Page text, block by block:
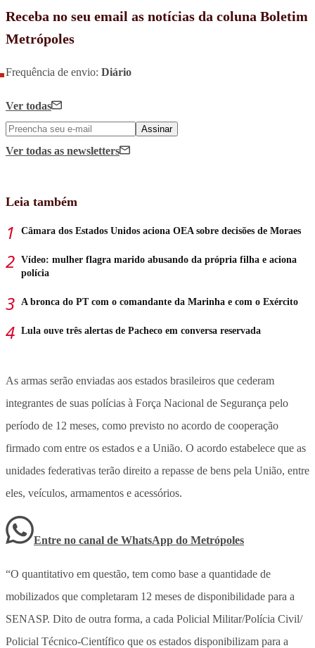
Receba no seu email as notícias da coluna Boletim
Metrópoles
Frequência de envio: Diário
Ver todas
Assinar
Ver todas as newsletters
Leia também
Câmara dos Estados Unidos aciona OEA sobre decisões de Moraes
Vídeo: mulher flagra marido abusando da própria filha e aciona
polícia
A bronca do PT com o comandante da Marinha e com o Exército
Lula ouve três alertas de Pacheco em conversa reservada
As armas serão enviadas aos estados brasileiros que cederam
integrantes de suas polícias à Força Nacional de Segurança pelo
período de 12 meses, como previsto no acordo de cooperação
firmado com entre os estados e a União. O acordo estabelece que as
unidades federativas terão direito a repasse de bens pela União, entre
eles, veículos, armamentos e acessórios.
Entre no canal de WhatsApp do Metrópoles
“O quantitativo em questão, tem como base a quantidade de
mobilizados que completaram 12 meses de disponibilidade para a
SENASP. Dito de outra forma, a cada Policial Militar/Polícia Civil/
Policial Técnico-Científico que os estados disponibilizam para a